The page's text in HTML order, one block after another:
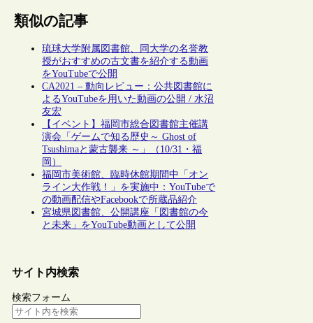
類似の記事
琉球大学附属図書館、同大学の名誉教
授がおすすめの古文書を紹介する動画
をYouTubeで公開
CA2021 – 動向レビュー：公共図書館に
よるYouTubeを用いた動画の公開 / 水沼
友宏
【イベント】福岡市総合図書館主催講
演会「ゲームで知る歴史～ Ghost of
Tsushimaと蒙古襲来 ～」（10/31・福
岡）
福岡市美術館、臨時休館期間中「オン
ライン大作戦！」を実施中：YouTubeで
の動画配信やFacebookで所蔵品紹介
宮城県図書館、公開講座「図書館の今
と未来」をYouTube動画として公開
サイト内検索
検索フォーム